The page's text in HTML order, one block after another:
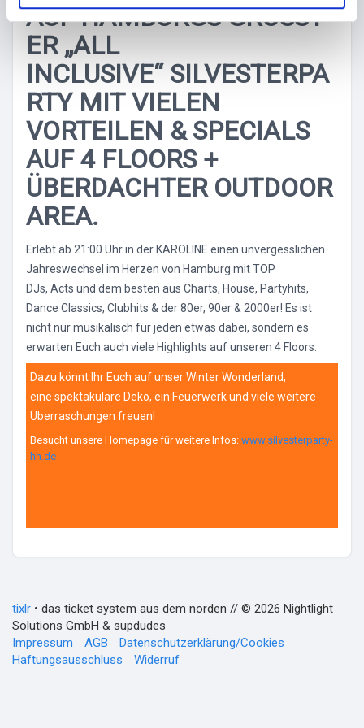
AUF HAMBURGS GRÖSSTE
R „ALL I
NCLUSIVE“ SILVESTERPAR
TY MIT VIELEN V
ORTEILEN & SPECIALS A
UF 4 FLOORS + Ü
BERDACHTER OUTDOOR A
REA.
Erlebt ab 21:00 Uhr in der KAROLINE einen unvergesslichen
Jahreswechsel im Herzen von Hamburg mit TOP
DJs, Acts und dem besten aus Charts, House, Partyhits,
Dance Classics, Clubhits & der 80er, 90er & 2000er! Es ist
nicht nur musikalisch für jeden etwas dabei, sondern es
erwarten Euch auch viele Highlights auf unseren 4 Floors.
Dazu könnt Ihr Euch auf unser Winter Wonderland,
eine spektakuläre Deko, ein Feuerwerk und viele weitere
Überraschungen freuen!
Besucht unsere Homepage für weitere Infos: www.silvesterparty-
hh.de
tixlr • das ticket system aus dem norden // © 2026 Nightlight
Solutions GmbH & supdudes
Impressum
AGB
Datenschutzerklärung/Cookies
Haftungsausschluss
Widerruf